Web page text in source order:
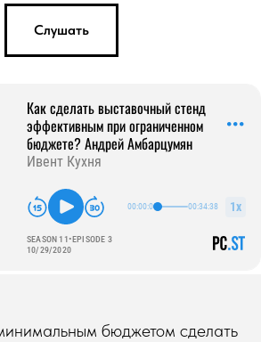
Слушать
бюджетом сделать